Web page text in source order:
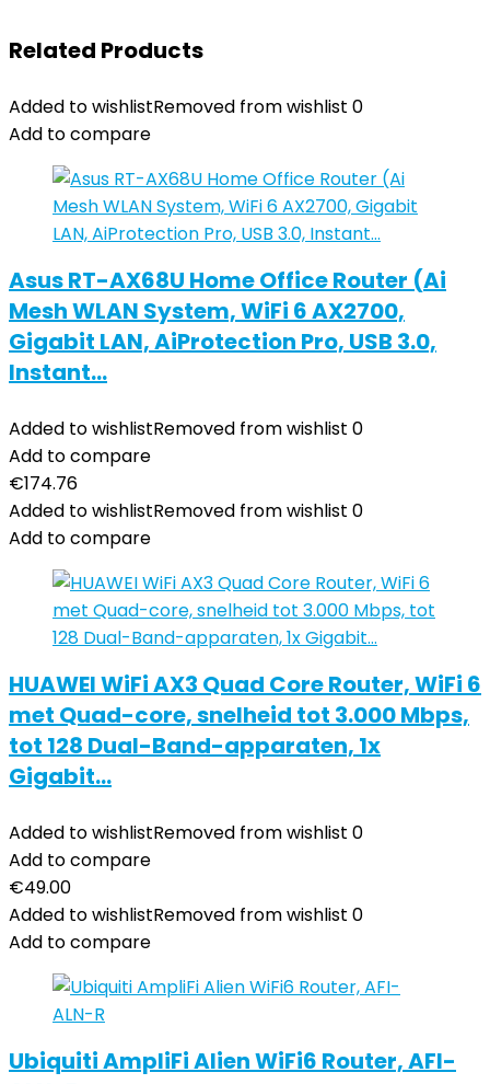
Related Products
Added to wishlistRemoved from wishlist 0
Add to compare
Asus RT-AX68U Home Office Router (Ai
Mesh WLAN System, WiFi 6 AX2700,
Gigabit LAN, AiProtection Pro, USB 3.0,
Instant…
Added to wishlistRemoved from wishlist 0
Add to compare
€174.76
Added to wishlistRemoved from wishlist 0
Add to compare
HUAWEI WiFi AX3 Quad Core Router, WiFi 6
met Quad-core, snelheid tot 3.000 Mbps,
tot 128 Dual-Band-apparaten, 1x
Gigabit…
Added to wishlistRemoved from wishlist 0
Add to compare
€49.00
Added to wishlistRemoved from wishlist 0
Add to compare
Ubiquiti AmpliFi Alien WiFi6 Router, AFI-